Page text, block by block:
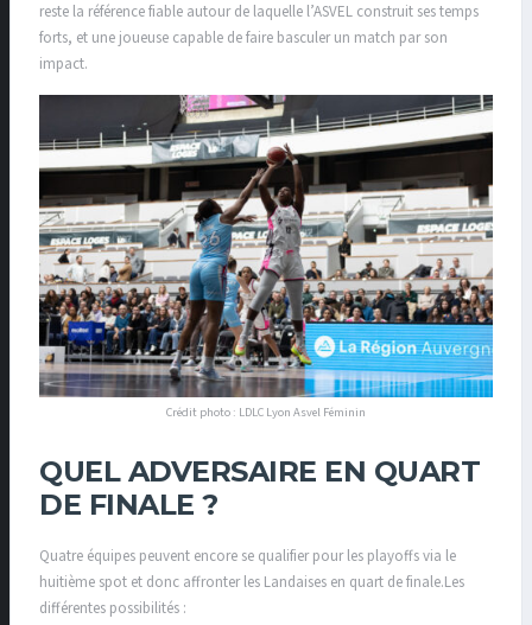
reste la référence fiable autour de laquelle l’ASVEL construit ses temps
forts, et une joueuse capable de faire basculer un match par son
impact.
Crédit photo : LDLC Lyon Asvel Féminin
QUEL ADVERSAIRE EN QUART
DE FINALE ?
Quatre équipes peuvent encore se qualifier pour les playoffs via le
huitième spot et donc affronter les Landaises en quart de finale.Les
différentes possibilités :